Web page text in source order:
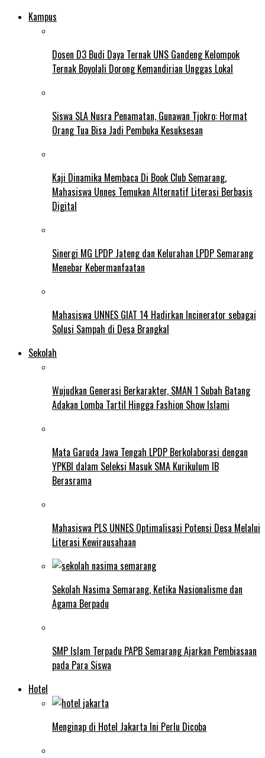
Kampus
Dosen D3 Budi Daya Ternak UNS Gandeng Kelompok
Ternak Boyolali Dorong Kemandirian Unggas Lokal
Siswa SLA Nusra Penamatan, Gunawan Tjokro: Hormat
Orang Tua Bisa Jadi Pembuka Kesuksesan
Kaji Dinamika Membaca Di Book Club Semarang,
Mahasiswa Unnes Temukan Alternatif Literasi Berbasis
Digital
Sinergi MG LPDP Jateng dan Kelurahan LPDP Semarang
Menebar Kebermanfaatan
Mahasiswa UNNES GIAT 14 Hadirkan Incinerator sebagai
Solusi Sampah di Desa Brangkal
Sekolah
Wujudkan Generasi Berkarakter, SMAN 1 Subah Batang
Adakan Lomba Tartil Hingga Fashion Show Islami
Mata Garuda Jawa Tengah LPDP Berkolaborasi dengan
YPKBI dalam Seleksi Masuk SMA Kurikulum IB
Berasrama
Mahasiswa PLS UNNES Optimalisasi Potensi Desa Melalui
Literasi Kewirausahaan
Sekolah Nasima Semarang, Ketika Nasionalisme dan
Agama Berpadu
SMP Islam Terpadu PAPB Semarang Ajarkan Pembiasaan
pada Para Siswa
Hotel
Menginap di Hotel Jakarta Ini Perlu Dicoba